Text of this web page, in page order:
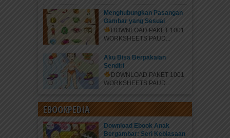
Menghubungkan Pasangan
Gambar yang Sesuai
DOWNLOAD PAKET 1001
WORKSHEETS PAUD...
Aku Bisa Berpakaian
Sendiri
DOWNLOAD PAKET 1001
WORKSHEETS PAUD...
EBOOKPEDIA
Download Ebook Anak
Bergambar: Seri Kebiasaan